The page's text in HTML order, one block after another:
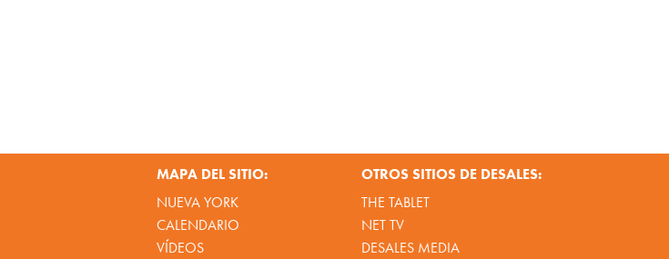
MAPA DEL SITIO:
NUEVA YORK
CALENDARIO
VÍDEOS
OTROS SITIOS DE DESALES:
THE TABLET
NET TV
DESALES MEDIA